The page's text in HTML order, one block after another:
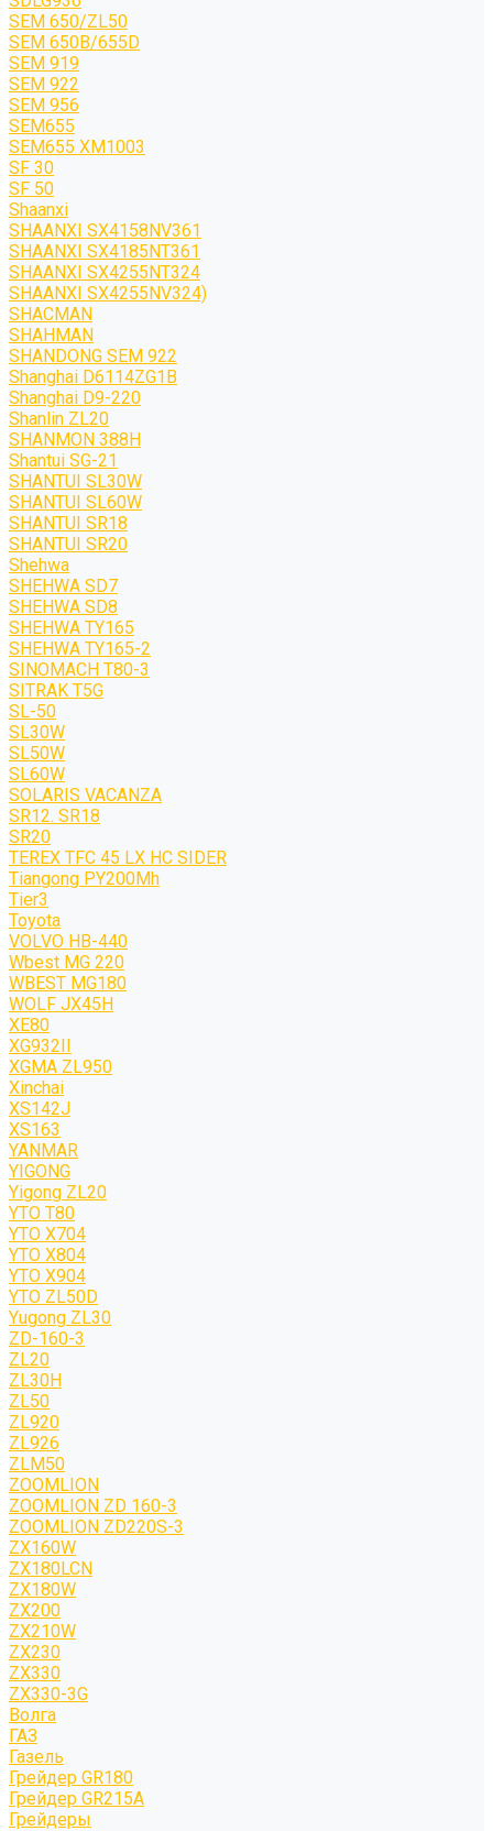
SEM 650/ZL50
SEM 650B/655D
SEM 919
SEM 922
SEM 956
SEM655
SEM655 XM1003
SF 30
SF 50
Shaanxi
SHAANXI SX4158NV361
SHAANXI SX4185NT361
SHAANXI SX4255NT324
SHAANXI SX4255NV324)
SHACMAN
SHAHMAN
SHANDONG SEM 922
Shanghai D6114ZG1B
Shanghai D9-220
Shanlin ZL20
SHANMON 388H
Shantui SG-21
SHANTUI SL30W
SHANTUI SL60W
SHANTUI SR18
SHANTUI SR20
Shehwa
SHEHWA SD7
SHEHWA SD8
SHEHWA TY165
SHEHWA TY165-2
SINOMACH T80-3
SITRAK T5G
SL-50
SL30W
SL50W
SL60W
SOLARIS VACANZA
SR12. SR18
SR20
TEREX TFC 45 LX HC SIDER
Tiangong PY200Mh
Tier3
Toyota
VOLVO HB-440
Wbest MG 220
WBEST MG180
WOLF JХ45H
XE80
XG932II
XGMA ZL950
Xinchai
XS142J
XS163
YANMAR
YIGONG
Yigong ZL20
YTO T80
YTO X704
YTO X804
YTO X904
YTO ZL50D
Yugong ZL30
ZD-160-3
ZL20
ZL30H
ZL50
ZL920
ZL926
ZLM50
ZOOMLION
ZOOMLION ZD 160-3
ZOOMLION ZD220S-3
ZX160W
ZX180LCN
ZX180W
ZX200
ZX210W
ZX230
ZX330
ZX330-3G
Волга
ГАЗ
Газель
Грейдер GR180
Грейдер GR215A
Грейдеры